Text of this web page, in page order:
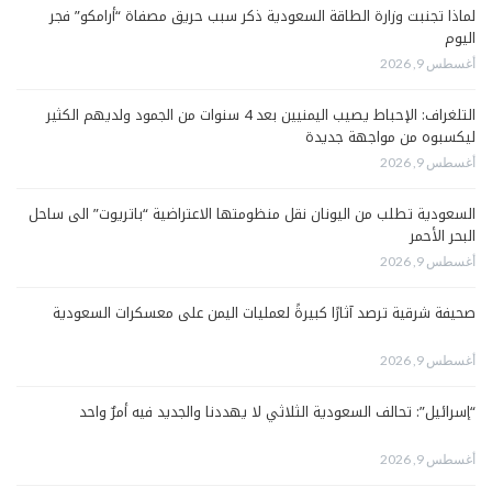
لماذا تجنبت وزارة الطاقة السعودية ذكر سبب حريق مصفاة “أرامكو” فجر
اليوم
أغسطس 9, 2026
التلغراف: الإحباط يصيب اليمنيين بعد 4 سنوات من الجمود ولديهم الكثير
ليكسبوه من مواجهة جديدة
أغسطس 9, 2026
السعودية تطلب من اليونان نقل منظومتها الاعتراضية “باتريوت” الى ساحل
البحر الأحمر
أغسطس 9, 2026
صحيفة شرقية ترصد آثارًا كبيرةً لعمليات اليمن على معسكرات السعودية
أغسطس 9, 2026
“إسرائيل”: تحالف السعودية الثلاثي لا يهددنا والجديد فيه أمرٌ واحد
أغسطس 9, 2026